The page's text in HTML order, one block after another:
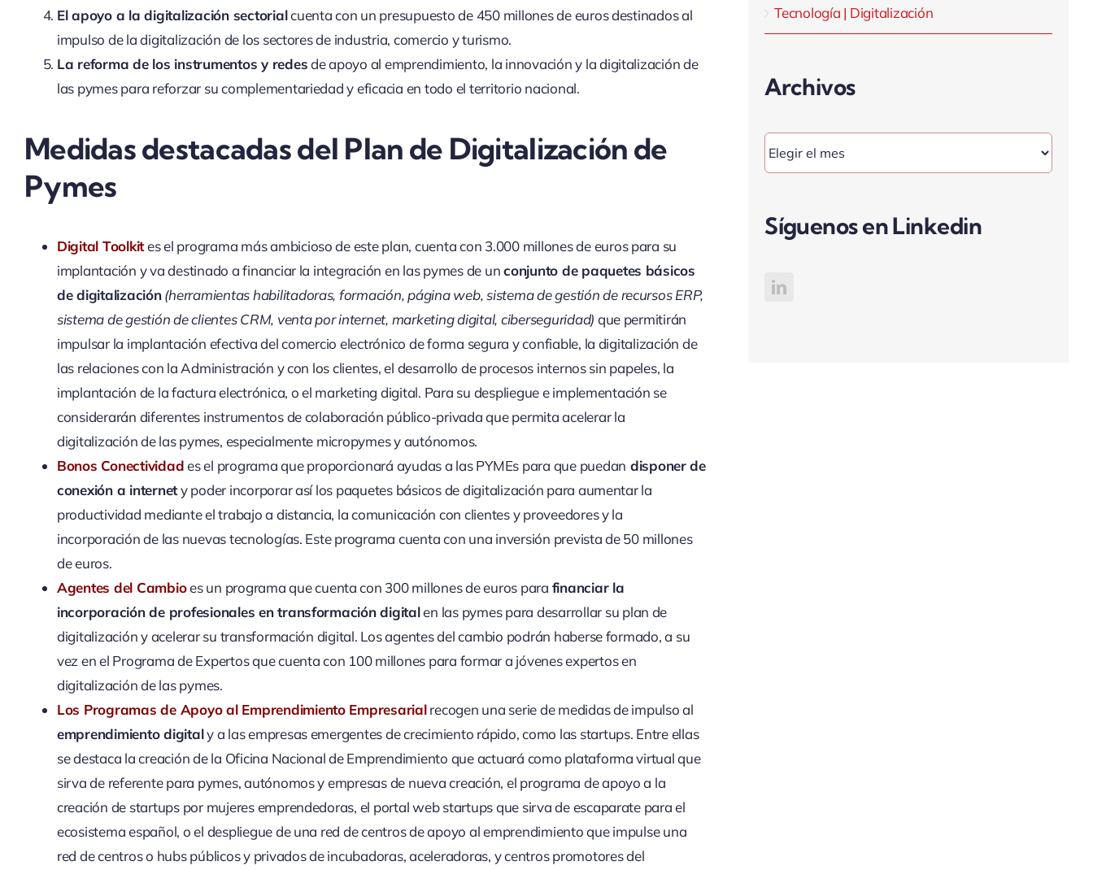
El apoyo a la digitalización sectorialcuenta con un presupuesto de 450 millones de euros destinados al
impulso de la digitalización de los sectores de industria, comercio y turismo.
La reforma de los instrumentos y redesde apoyo al emprendimiento, la innovación y la digitalización de
las pymes para reforzar su complementariedad y eficacia en todo el territorio nacional.
Medidas destacadas del Plan de Digitalización de
Pymes
Digital Toolkites el programa más ambicioso de este plan, cuenta con 3.000 millones de euros para su
implantación y va destinado a financiar la integración en las pymes de unconjunto de paquetes básicos
de digitalización (herramientas habilitadoras, formación, página web, sistema de gestión de recursos ERP,
sistema de gestión de clientes CRM, venta por internet, marketing digital, ciberseguridad) que permitirán
impulsar la implantación efectiva del comercio electrónico de forma segura y confiable, la digitalización de
las relaciones con la Administración y con los clientes, el desarrollo de procesos internos sin papeles, la
implantación de la factura electrónica, o el marketing digital. Para su despliegue e implementación se
considerarán diferentes instrumentos de colaboración público-privada que permita acelerar la
digitalización de las pymes, especialmente micropymes y autónomos.
Bonos Conectividades el programa que proporcionará ayudas a las PYMEs para que puedan disponer de
conexión a internety poder incorporar así los paquetes básicos de digitalización para aumentar la
productividad mediante el trabajo a distancia, la comunicación con clientes y proveedores y la
incorporación de las nuevas tecnologías. Este programa cuenta con una inversión prevista de 50 millones
de euros.
Agentes del Cambioes un programa que cuenta con 300 millones de euros para financiar la
incorporación de profesionales en transformación digitalen las pymes para desarrollar su plan de
digitalización y acelerar su transformación digital. Los agentes del cambio podrán haberse formado, a su
vez en el Programa de Expertos que cuenta con 100 millones para formar a jóvenes expertos en
digitalización de las pymes.
Los Programas de Apoyo al Emprendimiento Empresarialrecogen una serie de medidas de impulso al
emprendimiento digitaly a las empresas emergentes de crecimiento rápido, como las startups. Entre ellas
se destaca la creación de la Oficina Nacional de Emprendimiento que actuará como plataforma virtual que
sirva de referente para pymes, autónomos y empresas de nueva creación, el programa de apoyo a la
creación de startups por mujeres emprendedoras, el portal web startups que sirva de escaparate para el
ecosistema español, o el despliegue de una red de centros de apoyo al emprendimiento que impulse una
red de centros o hubs públicos y privados de incubadoras, aceleradoras, y centros promotores del
Tecnología | Digitalización
Archivos
Archivos
Síguenos en Linkedin